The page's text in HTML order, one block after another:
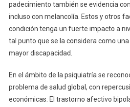
padecimiento también se evidencia
incluso con melancolía. Estos y otros
condición tenga un fuerte impacto a
tal punto que se la considera como
mayor discapacidad.
En el ámbito de la psiquiatría se
problema de salud global, con
económicas. El trastorno afectivo